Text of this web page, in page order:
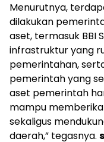
Menurutnya,
dilakukan
aset, termasuk BBI
infrastruktur yang
pemerintahan,
pemerintah yang
aset pemerintah
mampu
sekaligus
daerah,” tegasnya.